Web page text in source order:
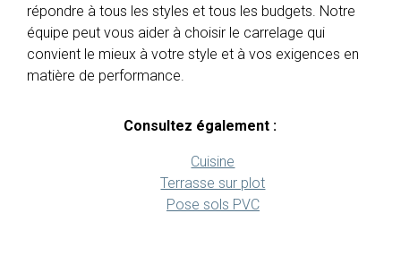
répondre à tous les styles et tous les budgets. Notre
équipe peut vous aider à choisir le carrelage qui
convient le mieux à votre style et à vos exigences en
matière de performance.
Consultez également :
Cuisine
Terrasse sur plot
Pose sols PVC